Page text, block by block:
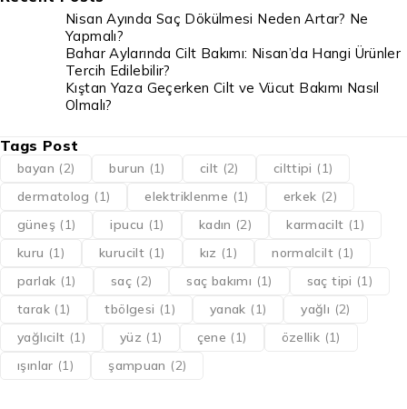
Nisan Ayında Saç Dökülmesi Neden Artar? Ne
Yapmalı?
Bahar Aylarında Cilt Bakımı: Nisan’da Hangi Ürünler
Tercih Edilebilir?
Kıştan Yaza Geçerken Cilt ve Vücut Bakımı Nasıl
Olmalı?
Tags Post
bayan (2) burun (1) cilt (2) cilttipi (1)
dermatolog (1) elektriklenme (1) erkek (2)
güneş (1) ipucu (1) kadın (2) karmacilt (1)
kuru (1) kurucilt (1) kız (1) normalcilt(1)
parlak (1) saç(2) saç bakımı (1) saç tipi (1)
tarak(1) tbölgesi (1) yanak (1) yağlı (2)
yağlıcilt (1) yüz (1) çene (1) özellik (1)
ışınlar (1) şampuan (2)